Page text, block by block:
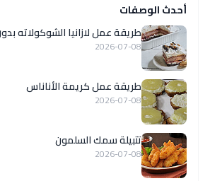
أحدث الوصفات
طريقة عمل لازانيا الشوكولاته
2026-07-08
طريقة عمل كريمة الأناناس
2026-07-08
تتبيلة سمك السلمون
2026-07-08